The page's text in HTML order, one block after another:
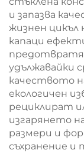
и запазва
жизнен
капаци
удължавайки
качеството
екологичен
рециклират
изгарянето
размери и
съхранение и